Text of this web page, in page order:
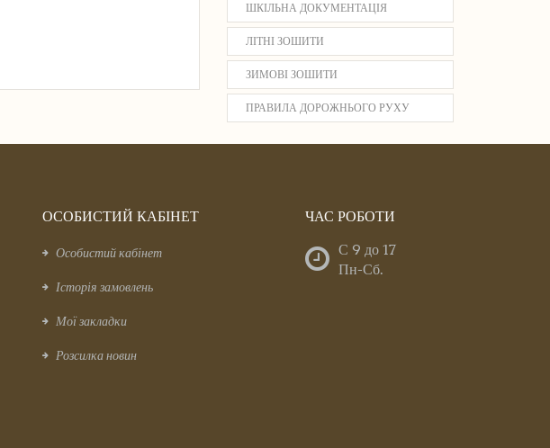
ШКІЛЬНА ДОКУМЕНТАЦІЯ
ЛІТНІ ЗОШИТИ
ЗИМОВІ ЗОШИТИ
ПРАВИЛА ДОРОЖНЬОГО РУХУ
ОСОБИСТИЙ КАБІНЕТ
Особистий кабінет
Історія замовлень
Мої закладки
Розсилка новин
ЧАС РОБОТИ
С 9 до 17
Пн-Сб.